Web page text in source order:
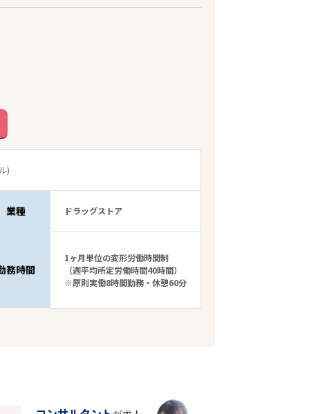
)
業種 ドラッグストア
務時間
1ヶ月単位の変形労働時間制
（週平均所定労働時間40時間）
※原則実働8時間勤務・休憩60分